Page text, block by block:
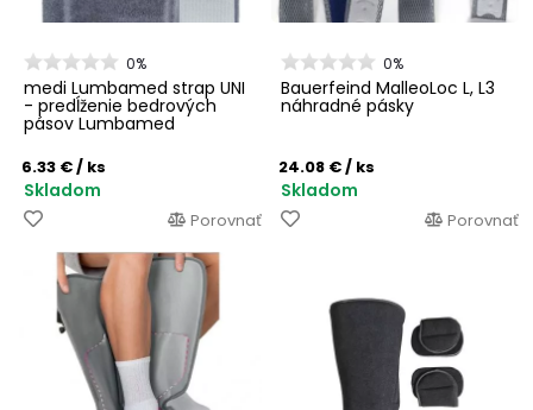
0%
medi Lumbamed strap UNI
- predĺženie bedrových
pásov Lumbamed
6.33 €/ ks
Skladom
Porovnať
0%
Bauerfeind MalleoLoc L, L3
náhradné pásky
24.08 €/ ks
Skladom
Porovnať